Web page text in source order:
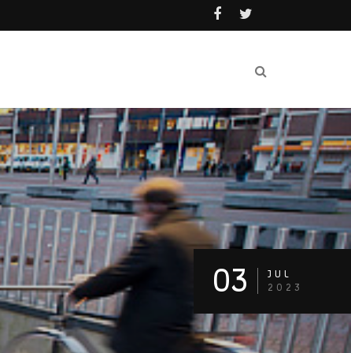
03
JUL
2023